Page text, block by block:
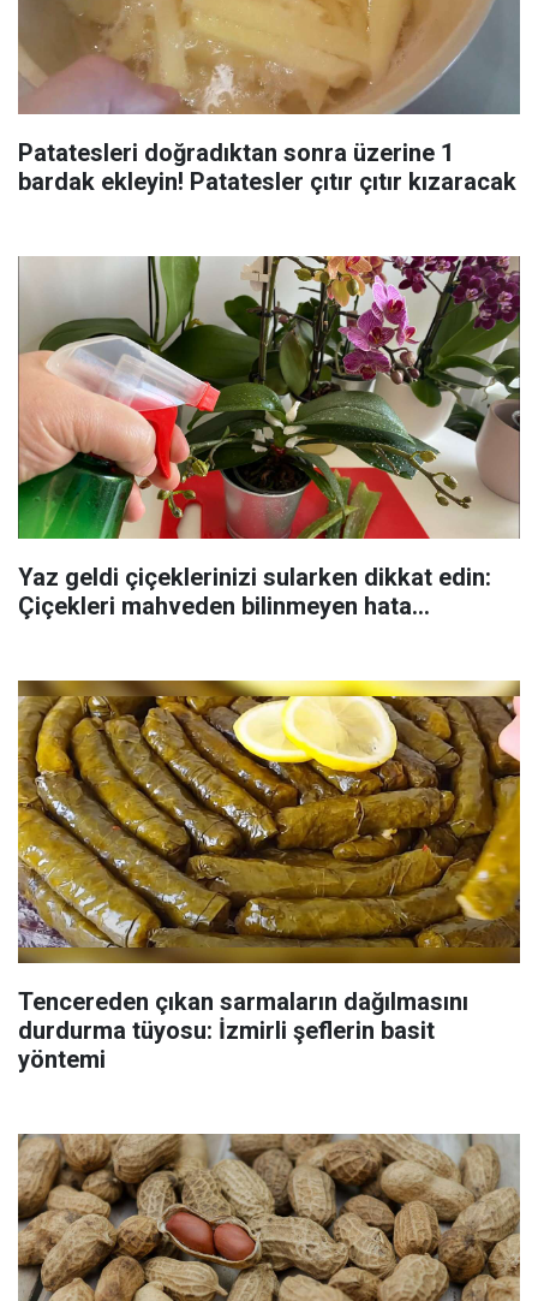
Patatesleri doğradıktan sonra üzerine 1
bardak ekleyin! Patatesler çıtır çıtır kızaracak
Yaz geldi çiçeklerinizi sularken dikkat edin:
Çiçekleri mahveden bilinmeyen hata...
Tencereden çıkan sarmaların dağılmasını
durdurma tüyosu: İzmirli şeflerin basit
yöntemi